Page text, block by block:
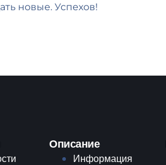
новые. Успехов!
Описание
Информация